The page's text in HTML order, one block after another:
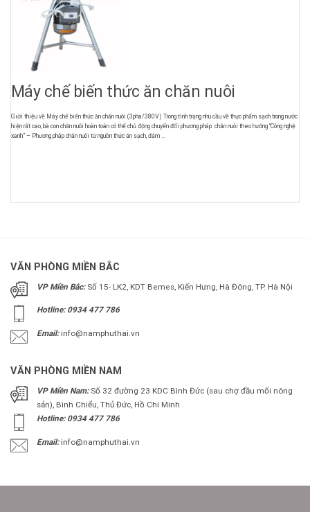
Máy chế biến thức ăn chăn nuôi
Giới thiệu về Máy chế biến thức ăn chăn nuôi (3pha/380V) Trong tình trạng nhu cầu về thực phẩm sạch trong nước
hiện rất cao, bà con chăn nuôi hoàn toàn có thể chủ động chuyển đổi phương pháp chăn nuôi theo hướng “Công nghệ
xanh” – Phương pháp chăn nuôi từ nguồn thức ăn sạch, đảm ...
VĂN PHÒNG MIỀN BẮC
VP Miền Bắc:Số 15- LK2, KDT Bemes, Kiến Hưng, Hà Đông, TP. Hà Nội
Hotline: 0934 477 786
Email: info@namphuthai.vn
VĂN PHÒNG MIỀN NAM
VP Miền Nam:Số 32 đường 23 KDC Bình Đức (sau chợ đầu mối nông
sản), Bình Chiểu, Thủ Đức, Hồ Chí Minh
Hotline: 0934 477 786
Email:info@namphuthai.vn